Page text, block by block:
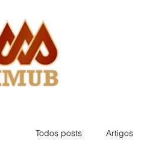
Todos posts Artigos